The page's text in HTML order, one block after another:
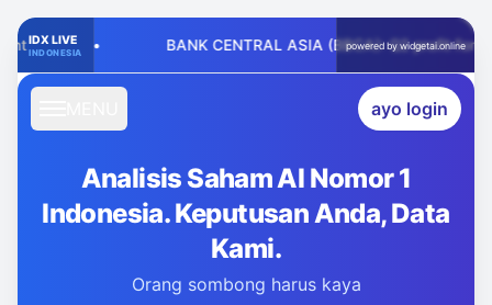
ayo login
Analisis Saham AI Nomor 1
Indonesia. Keputusan Anda, Data
Kami.
Orang sombong harus kaya